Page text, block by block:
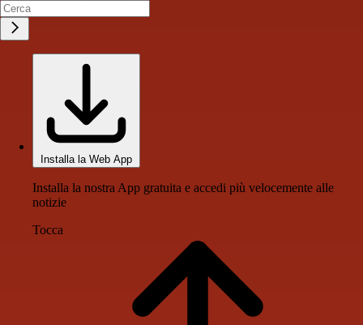
Installa la Web App
Installa la nostra App gratuita e accedi più velocemente alle
notizie
Tocca